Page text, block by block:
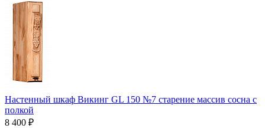
Настенный шкаф Викинг GL 150 №7 старение массив сосна с
полкой
8 400 ₽